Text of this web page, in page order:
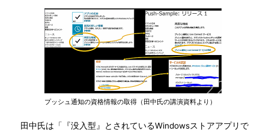
プッシュ通知の資格情報の取得（田中氏の講演資料より）
田中氏は「『没入型』とされているWindowsストアアプリで